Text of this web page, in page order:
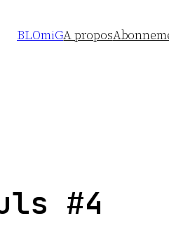
BLOmiGA propos
#4